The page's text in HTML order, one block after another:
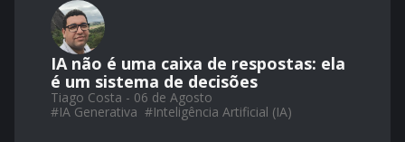
IA não é uma caixa de respostas: ela
é um sistema de decisões
Tiago Costa - 06 de Agosto
#IA Generativa #Inteligência Artificial (IA)